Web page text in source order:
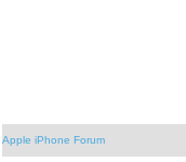
Apple iPhone Forum